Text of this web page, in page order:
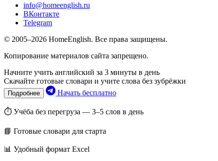
info@homeenglish.ru
ВКонтакте
Telegram
© 2005–2026 HomeEnglish. Все права защищены.
Копирование материалов сайта запрещено.
Начните учить английский за 3 минуты в день
Скачайте готовые словари и учите слова без зубрёжки
Подробнее Начать бесплатно
⏱ Учёба без перегруза — 3–5 слов в день
📘 Готовые словари для старта
📊 Удобный формат Excel